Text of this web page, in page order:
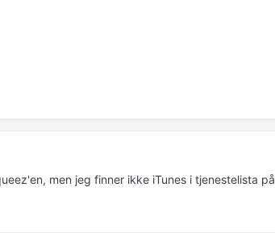
men jeg finner ikke iTunes i tjenestelista på